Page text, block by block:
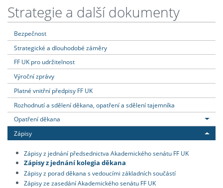
Strategie a další dokumenty
Bezpečnost
Strategické a dlouhodobé záměry
FF UK pro udržitelnost
Výroční zprávy
Platné vnitřní předpisy FF UK
Rozhodnutí a sdělení děkana, opatření a sdělení tajemníka
Opatření děkana
Zápisy
Zápisy z jednání předsednictva Akademického senátu FF UK
Zápisy z jednání kolegia děkana
Zápisy z porad děkana s vedoucími základních součástí
Zápisy ze zasedání Akademického senátu FF UK